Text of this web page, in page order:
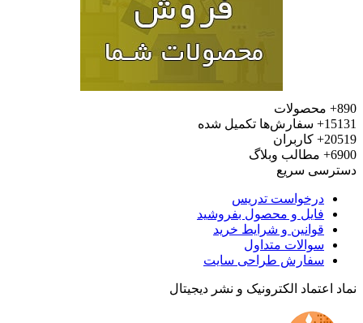
محصولات
سفارش‌ها تکمیل شده
کاربران
مطالب وبلاگ
سریع
درخواست تدریس
فایل و محصول بفروشید
قوانین و شرایط خرید
سوالات متداول
سفارش طراحی سایت
اعتماد الکترونیک و نشر دیجیتال